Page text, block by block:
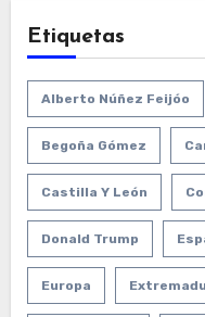
Etiquetas
Alberto Núñez Feijóo
Begoña Gómez
Castilla Y León
Donald Trump
Europa